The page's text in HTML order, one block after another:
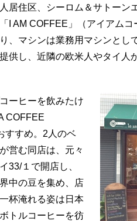
居住区、シーロム＆サトーン
I AM COFFEE」（アイアム
、マシンは業務用マシンとし
供し、近隣の欧米人やタイ人
ーヒーを飲みたけ
COFFEE
すすめ。2人のベ
営む同店は、元々
33/１で開店し、
中の豆を集め、店
杯淹れる姿は日本
トルコーヒーを彷